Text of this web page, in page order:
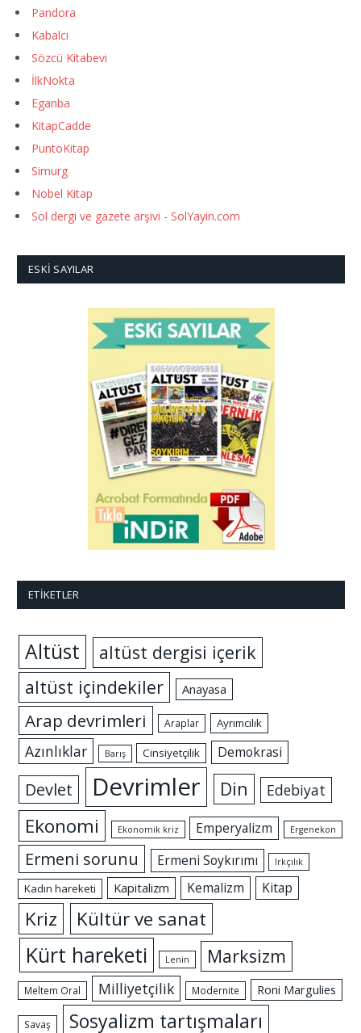
Pandora
Kabalcı
Sözcü Kitabevi
İlkNokta
Eganba
KitapCadde
PuntoKitap
Simurg
Nobel Kitap
Sol dergi ve gazete arşivi - SolYayin.com
ESKI SAYILAR
ETIKETLER
Altüst
altüst dergisi içerik
altüst içindekiler
Anayasa
Arap devrimleri Araplar Ayrımcılık
Azınlıklar Barış Cinsiyetçilik Demokrasi
Devlet Devrimler Din Edebiyat
Ekonomi Ekonomik kriz Emperyalizm Ergenekon
Ermeni sorunu Ermeni Soykırımı Irkçılık
Kadın hareketi Kapitalizm Kemalizm Kitap
Kriz Kültür ve sanat
Kürt hareketi Lenin Marksizm
Meltem Oral Milliyetçilik Modernite Roni Margulies
Savaş Sosyalizm tartışmaları